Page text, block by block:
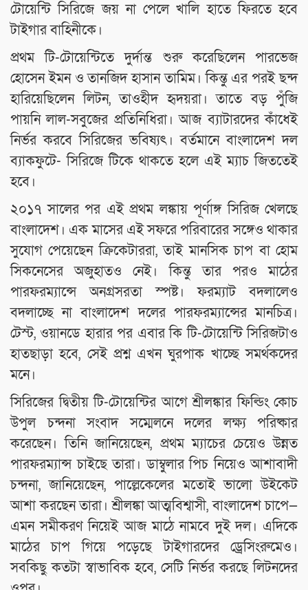
টোয়েন্টি সিরিজে জয় না পেলে খালি হাতে ফিরতে হবে
টাইগার বাহিনীকে।
প্রথম টি-টোয়েন্টিতে দুর্দান্ত শুরু করেছিলেন পারভেজ
হোসেন ইমন ও তানজিদ হাসান তামিম। কিন্তু এর পরই ছন্দ
হারিয়েছিলেন লিটন, তাওহীদ হৃদয়রা। তাতে বড় পুঁজি
পায়নি লাল-সবুজের প্রতিনিধিরা। আজ ব্যাটারদের কাঁধেই
নির্ভর করবে সিরিজের ভবিষ্যৎ। বর্তমানে বাংলাদেশ দল
ব্যাকফুটে- সিরিজে টিকে থাকতে হলে এই ম্যাচ জিততেই
হবে।
২০১৭ সালের পর এই প্রথম লঙ্কায় পূর্ণাঙ্গ সিরিজ খেলছে
বাংলাদেশ। এক মাসের এই সফরে পরিবারের সঙ্গেও থাকার
সুযোগ পেয়েছেন ক্রিকেটাররা, তাই মানসিক চাপ বা হোম
সিকনেসের অজুহাতও নেই। কিন্তু তার পরও মাঠের
পারফরম্যান্সে অনগ্রসরতা স্পষ্ট। ফরম্যাট বদলালেও
বদলাচ্ছে না বাংলাদেশ দলের পারফরম্যান্সের মানচিত্র।
টেস্ট, ওয়ানডে হারার পর এবার কি টি-টোয়েন্টি সিরিজটাও
হাতছাড়া হবে, সেই প্রশ্ন এখন ঘুরপাক খাচ্ছে সমর্থকদের
মনে।
সিরিজের দ্বিতীয় টি-টোয়েন্টির আগে শ্রীলঙ্কার ফিল্ডিং কোচ
উপুল চন্দনা সংবাদ সম্মেলনে দলের লক্ষ্য পরিষ্কার
করেছেন। তিনি জানিয়েছেন, প্রথম ম্যাচের চেয়েও উন্নত
পারফরম্যান্স চাইছে তারা। ডাম্বুলার পিচ নিয়েও আশাবাদী
চন্দনা, জানিয়েছেন, পাল্লেকেলের মতোই ভালো উইকেট
আশা করছেন তারা। শ্রীলঙ্কা আত্মবিশ্বাসী, বাংলাদেশ চাপে—
এমন সমীকরণ নিয়েই আজ মাঠে নামবে দুই দল। এদিকে
মাঠের চাপ গিয়ে পড়েছে টাইগারদের ড্রেসিংরুমেও।
সবকিছু কতটা স্বাভাবিক হবে, সেটি নির্ভর করছে লিটনদের